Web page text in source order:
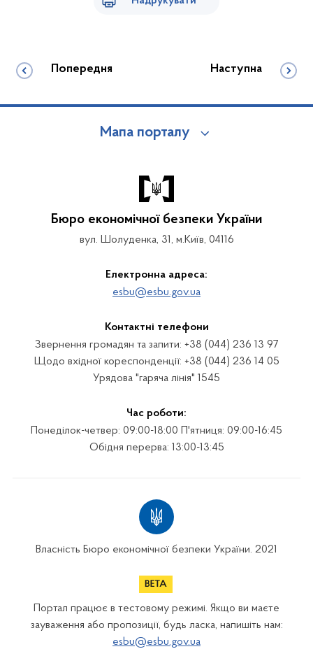
Попередня Наступна
Мапа порталу
Бюро економічної безпеки України
вул. Шолуденка, 31, м.Київ, 04116
Електронна адреса:
esbu@esbu.gov.ua
Контактні телефони
Звернення громадян та запити: +38 (044) 236 13 97
Щодо вхідної кореспонденції: +38 (044) 236 14 05
Урядова "гаряча лінія" 1545
Час роботи:
Понеділок-четвер: 09:00-18:00 П'ятниця: 09:00-16:45
Обідня перерва: 13:00-13:45
Власність Бюро економічної безпеки України. 2021
Портал працює в тестовому режимі. Якщо ви маєте
зауваження або пропозиції, будь ласка, напишіть нам:
esbu@esbu.gov.ua